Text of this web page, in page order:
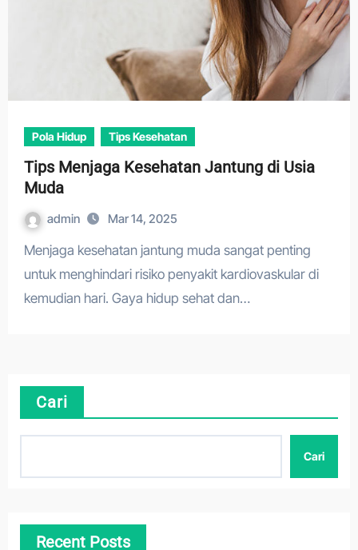
Pola Hidup Tips Kesehatan
Tips Menjaga Kesehatan Jantung di Usia
Muda
admin Mar 14, 2025
Menjaga kesehatan jantung muda sangat penting
untuk menghindari risiko penyakit kardiovaskular di
kemudian hari. Gaya hidup sehat dan…
Cari
Cari
Recent Posts